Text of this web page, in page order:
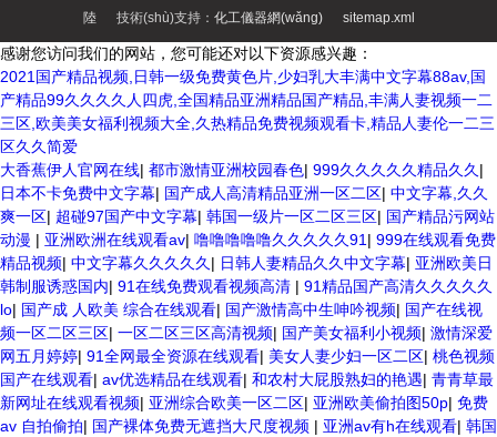
陸技術(shù)支持： 化工儀器網(wǎng) sitemap.xml
感谢您访问我们的网站，您可能还对以下资源感兴趣：
2021国产精品视频,日韩一级免费黄色片,少妇乳大丰满中文字幕88av,国
产精品99久久久久人四虎,全国精品亚洲精品国产精品,丰满人妻视频一二
三区,欧美美女福利视频大全,久热精品免费视频观看卡,精品人妻伦一二三
区久久简爱
大香蕉伊人官网在线| 都市激情亚洲校园春色| 999久久久久久精品久久 |
日本不卡免费中文字幕| 国产成人高清精品亚洲一区二区| 中文字幕,久久
爽一区| 超碰97国产中文字幕| 韩国一级片一区二区三区| 国产精品污网站
动漫 | 亚洲欧洲在线观看av| 噜噜噜噜噜久久久久久91 | 999在线观看免费
精品视频| 中文字幕久久久久久 | 日韩人妻精品久久中文字幕| 亚洲欧美日
韩制服诱惑国内| 91在线免费观看视频高清 | 91精品国产高清久久久久久
lo| 国产成 人欧美 综合在线观看| 国产激情高中生呻吟视频| 国产在线视
频一区二区三区| 一区二区三区高清视频| 国产美女福利小视频| 激情深爱
网五月婷婷| 91全网最全资源在线观看| 美女人妻少妇一区二区| 桃色视频
国产在线观看| av优选精品在线观看| 和农村大屁股熟妇的艳遇| 青青草最
新网址在线观看视频| 亚洲综合欧美一区二区| 亚洲欧美偷拍图50p| 免费
av 自拍偷拍| 国产裸体免费无遮挡大尺度视频 | 亚洲av有h在线观看| 韩国